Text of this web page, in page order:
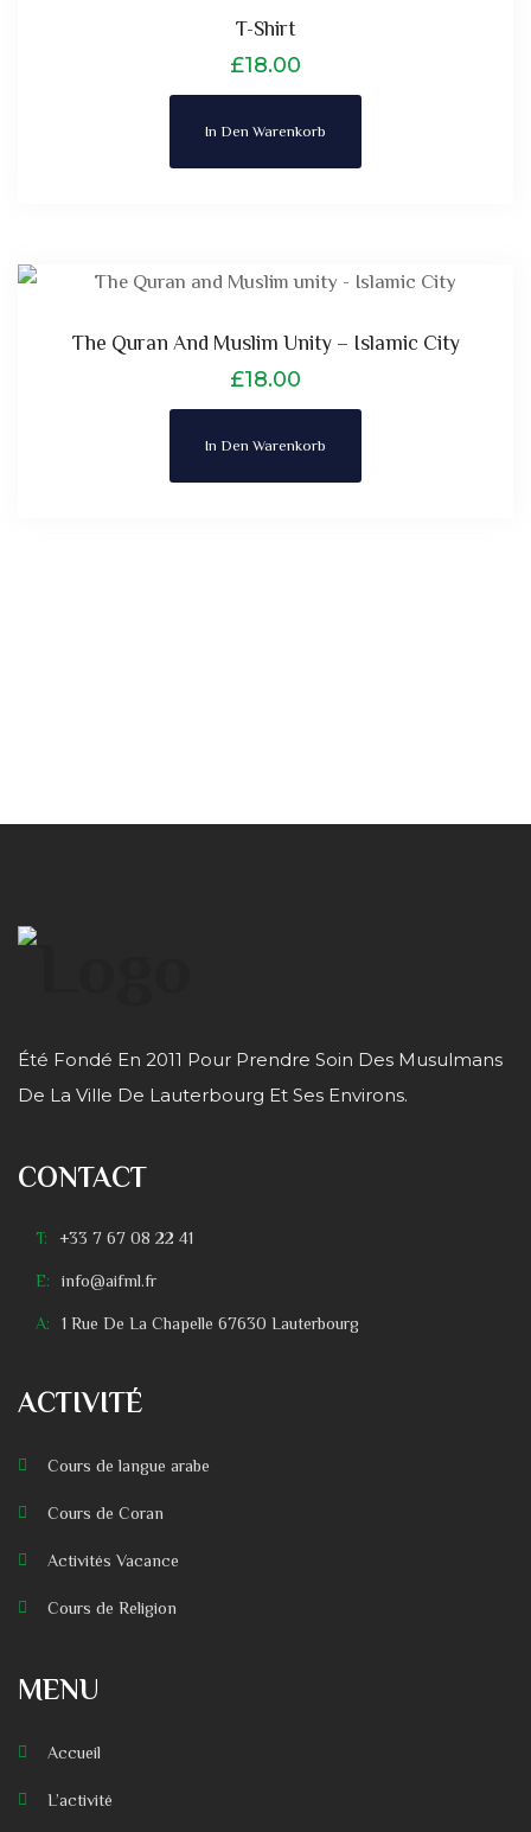
T-Shirt
£18.00
In Den Warenkorb
The Quran And Muslim Unity – Islamic City
£18.00
In Den Warenkorb
Été Fondé En 2011 Pour Prendre Soin Des Musulmans
De La Ville De Lauterbourg Et Ses Environs.
CONTACT
T: +33 7 67 08 22 41
E: info@aifml.fr
A: 1 Rue De La Chapelle 67630 Lauterbourg
ACTIVITÉ
Cours de langue arabe
Cours de Coran
Activités Vacance
Cours de Religion
MENU
Accueil
L’activité